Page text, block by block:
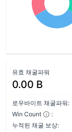
유효 채굴파워
0.00 B
로우바이트 채굴파워:
Win Count
:
누적된 채굴 보상: